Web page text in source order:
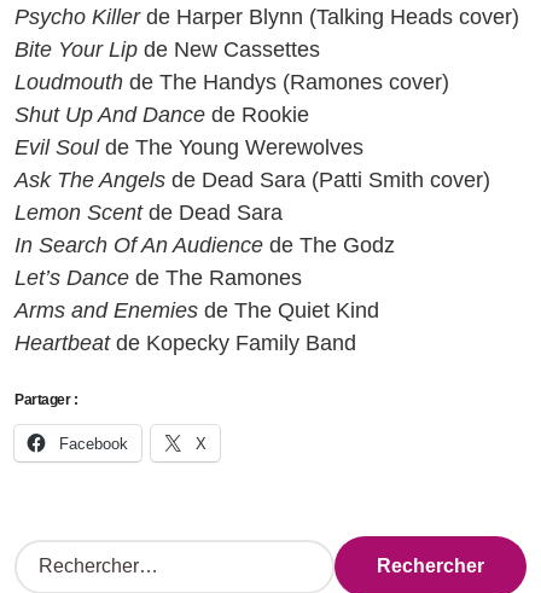
Psycho Killerde Harper Blynn (Talking Heads cover)
Bite Your Lip de New Cassettes
Loudmouth de The Handys (Ramones cover)
Shut Up And Dance de Rookie
Evil Soulde The Young Werewolves
Ask The Angels de Dead Sara (Patti Smith cover)
Lemon Scentde Dead Sara
In Search Of An Audience de The Godz
Let’s Dance de The Ramones
Arms and Enemies de The Quiet Kind
Heartbeatde Kopecky Family Band
Partager :
Facebook X
R
e